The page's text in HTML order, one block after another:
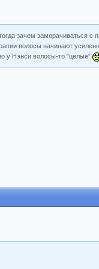
зачем заморачиваться с
волосы начинают
у Нэнси волосы-то "целые"